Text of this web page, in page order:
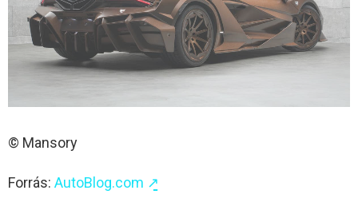
© Mansory
Forrás: AutoBlog.com ↗̱